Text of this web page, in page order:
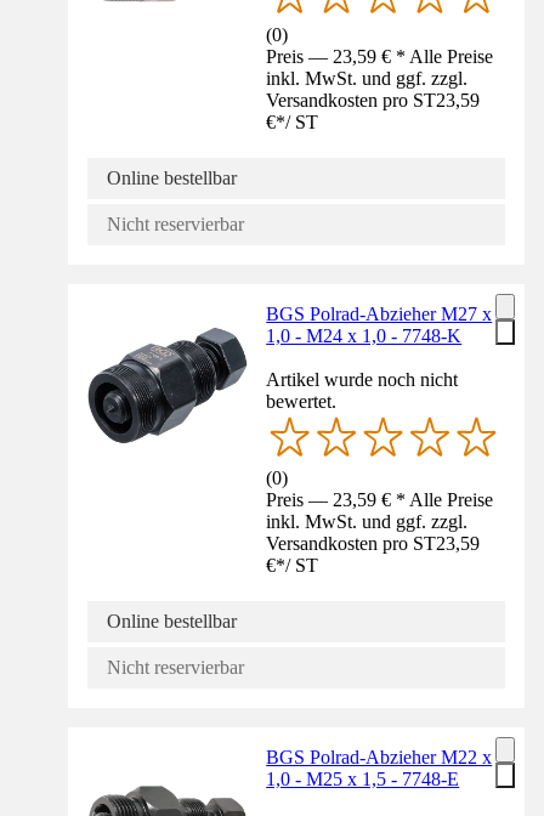
(0)
Preis — 23,59 € * Alle Preise
inkl. MwSt. und ggf. zzgl.
Versandkosten pro ST23,59
€*/ ST
Online bestellbar
Nicht reservierbar
BGS Polrad-Abzieher M27 x
1,0 - M24 x 1,0 - 7748-K
Artikel wurde noch nicht
bewertet.
(0)
Preis — 23,59 € * Alle Preise
inkl. MwSt. und ggf. zzgl.
Versandkosten pro ST23,59
€*/ ST
Online bestellbar
Nicht reservierbar
BGS Polrad-Abzieher M22 x
1,0 - M25 x 1,5 - 7748-E